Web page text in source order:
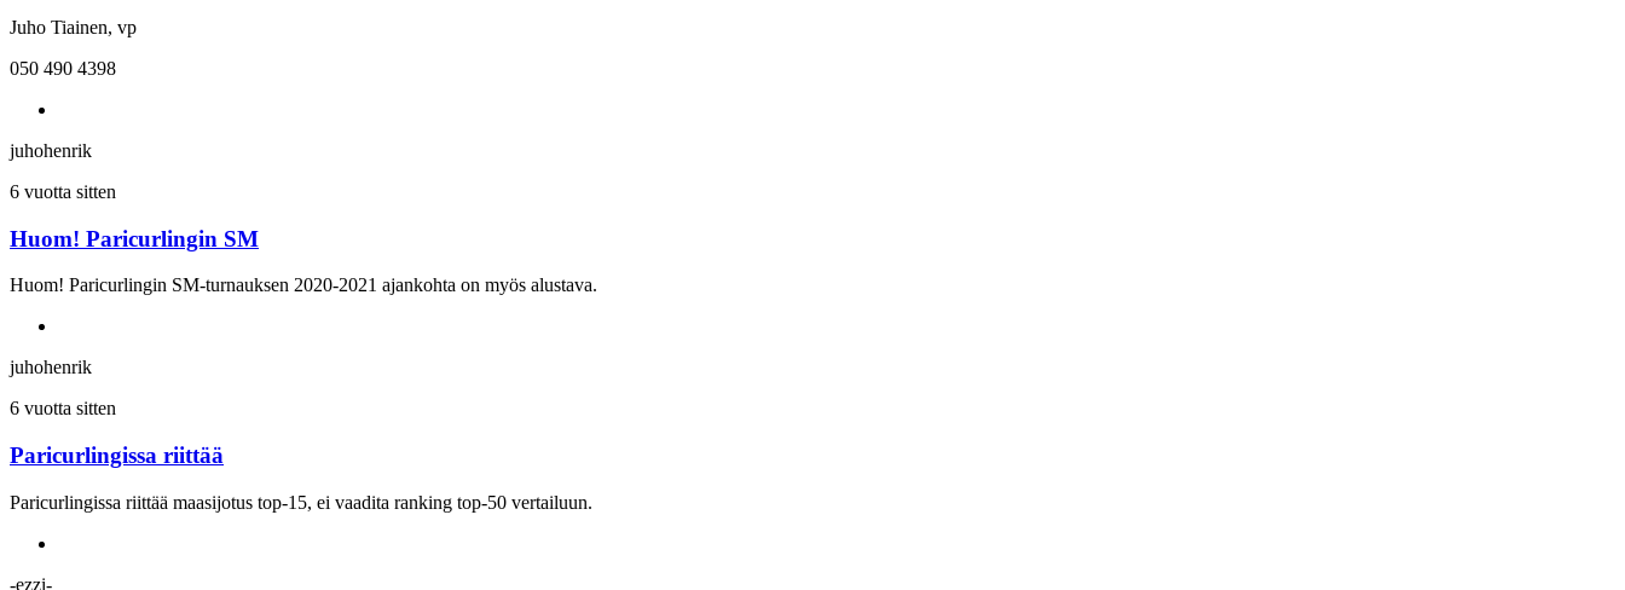
Juho Tiainen, vp
050 490 4398
juhohenrik
6 vuotta sitten
Huom! Paricurlingin SM
Huom! Paricurlingin SM-turnauksen 2020-2021 ajankohta on myös alustava.
juhohenrik
6 vuotta sitten
Paricurlingissa riittää
Paricurlingissa riittää maasijotus top-15, ei vaadita ranking top-50 vertailuun.
-ezzi-